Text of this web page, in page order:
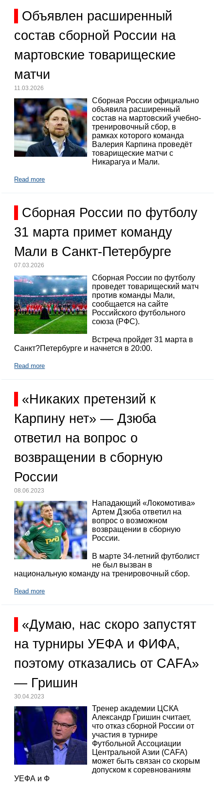
Объявлен расширенный
состав сборной России на
мартовские товарищеские
матчи
11.03.2026
Сборная России официально
объявила расширенный
состав на мартовский учебно-
тренировочный сбор, в
рамках которого команда
Валерия Карпина проведёт
товарищеские матчи с
Никарагуа и Мали.
Read more
Сборная России по футболу
31 марта примет команду
Мали в Санкт-Петербурге
07.03.2026
Сборная России по футболу
проведет товарищеский матч
против команды Мали,
сообщается на сайте
Российского футбольного
союза (РФС).
Встреча пройдет 31 марта в
Санкт?Петербурге и начнется в 20:00.
Read more
«Никаких претензий к
Карпину нет» — Дзюба
ответил на вопрос о
возвращении в сборную
России
08.06.2023
Нападающий «Локомотива»
Артем Дзюба ответил на
вопрос о возможном
возвращении в сборную
России.
В марте 34-летний футболист
не был вызван в
национальную команду на тренировочный сбор.
Read more
«Думаю, нас скоро запустят
на турниры УЕФА и ФИФА,
поэтому отказались от CAFA»
— Гришин
30.04.2023
Тренер академии ЦСКА
Александр Гришин считает,
что отказ сборной России от
участия в турнире
Футбольной Ассоциации
Центральной Азии (CAFA)
может быть связан со скорым
допуском к соревнованиям
УЕФА и Ф